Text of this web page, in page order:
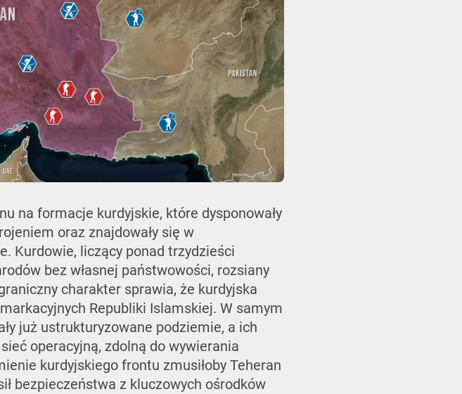
na formacje kurdyjskie, które dysponowały
oraz znajdowały się w
Kurdowie, liczący ponad trzydzieści
bez własnej państwowości, rozsiany
charakter sprawia, że kurdyjska
Republiki Islamskiej. W samym
już ustrukturyzowane podziemie, a ich
operacyjną, zdolną do wywierania
kurdyjskiego frontu zmusiłoby Teheran
bezpieczeństwa z kluczowych ośrodków